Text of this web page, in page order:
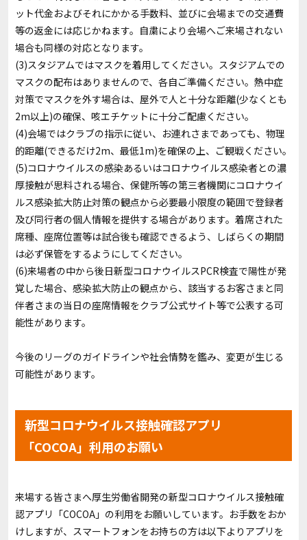
ット代金およびそれにかかる手数料、並びに会場までの交通費
等の返金には応じかねます。自粛により会場へご来場されない
場合も同様の対応となります。
(3)スタジアムではマスクを着用してください。スタジアムでの
マスクの配布はありませんので、各自ご準備ください。熱中症
対策でマスクを外す場合は、屋外で人と十分な距離(少なくとも
2m以上)の確保、咳エチケットに十分ご配慮ください。
(4)会場ではクラブの指示に従い、お連れさまであっても、物理
的距離(できるだけ2m、最低1m)を確保の上、ご観戦ください。
(5)コロナウイルスの感染あるいはコロナウイルス感染者との濃
厚接触が思料される場合、保健所等の第三者機関にコロナウイ
ルス感染拡大防止対策の観点から必要最小限度の範囲で登録者
及び同行者の個人情報を提供する場合があります。着席された
席種、座席位置等は試合後も確認できるよう、しばらくの期間
は必ず保管をするようにしてください。
(6)来場者の中から後日新型コロナウイルスPCR検査で陽性が発
覚した場合、感染拡大防止の観点から、該当するお客さまと同
伴者さまの当日の座席情報をクラブ公式サイト等で公表する可
能性があります。
今後のリーグのガイドラインや社会情勢を鑑み、変更が生じる
可能性があります。
新型コロナウイルス接触確認アプリ
「COCOA」利用のお願い
来場する皆さまへ厚生労働省開発の新型コロナウイルス接触確
認アプリ「COCOA」の利用をお願いしています。お手数をおか
けしますが、スマートフォンをお持ちの方は以下よりアプリを